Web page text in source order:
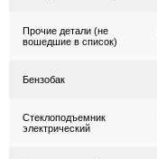
Прочие детали (не
вошедшие в список)
Бензобак
Стеклоподъемник
электрический